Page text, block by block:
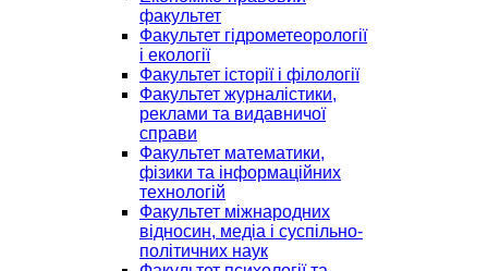
факультет
Факультет гідрометеорології
і екології
Факультет історії і філології
Факультет журналістики,
реклами та видавничої
справи
Факультет математики,
фізики та інформаційних
технологій
Факультет міжнародних
відносин, медіа і суспільно-
політичних наук